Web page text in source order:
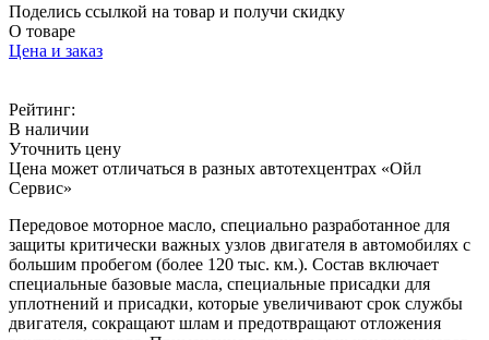
Поделись ссылкой на товар и получи скидку
О товаре
Цена и заказ
Рейтинг:
В наличии
Уточнить цену
Цена может отличаться в разных автотехцентрах «Ойл
Сервис»
Передовое моторное масло, специально разработанное для
защиты критически важных узлов двигателя в автомобилях с
большим пробегом (более 120 тыс. км.). Состав включает
специальные базовые масла, специальные присадки для
уплотнений и присадки, которые увеличивают срок службы
двигателя, сокращают шлам и предотвращают отложения